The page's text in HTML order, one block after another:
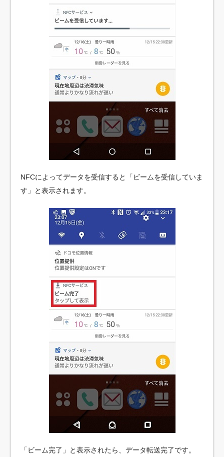
NFCによってデータを受信すると「ビームを受信していま
す」と表示されます。
「ビーム完了」と表示されたら、データ転送完了です。